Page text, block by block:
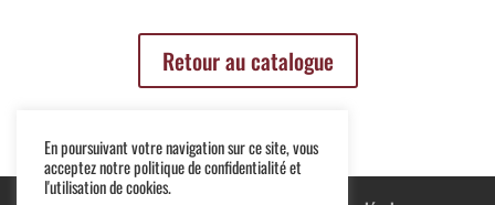
Retour au catalogue
En poursuivant votre navigation sur ce site, vous
acceptez notre politique de confidentialité et
l'utilisation de cookies.